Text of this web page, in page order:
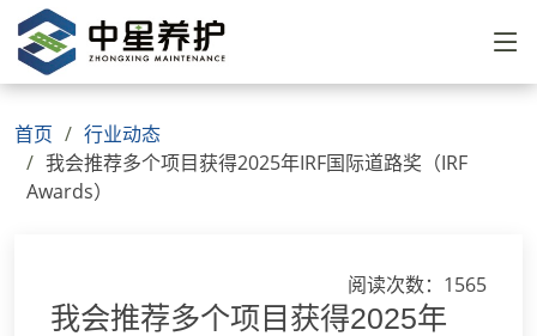
首页
行业动态
我会推荐多个项目获得2025年IRF国际道路奖（IRF
Awards）
阅读次数：1565
我会推荐多个项目获得2025年